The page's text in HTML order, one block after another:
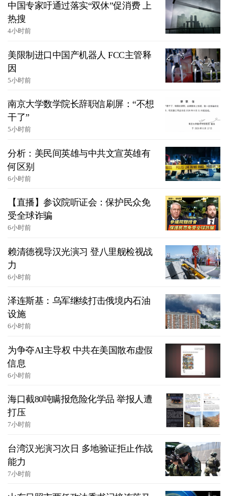
中国专家吁通过落实“双休”促消费 上
热搜
4小时前
美限制进口中国产机器人 FCC主管释
因
5小时前
南京大学数学院长辞职信刷屏：“不想
干了”
5小时前
分析：美民间英雄与中共文宣英雄有
何区别
6小时前
【直播】参议院听证会：保护民众免
受全球诈骗
6小时前
赖清德视导汉光演习 登八里舰检视战
力
6小时前
泽连斯基：乌军继续打击俄境内石油
设施
6小时前
为争夺AI主导权 中共在美国散布虚假
信息
6小时前
海口截80吨瞒报危险化学品 举报人遭
打压
7小时前
台湾汉光演习次日 多地验证拒止作战
能力
7小时前